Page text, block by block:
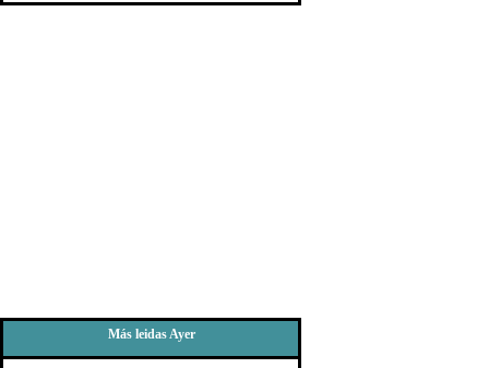
Más leidas Ayer